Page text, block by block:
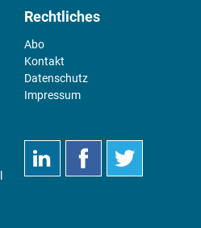
Rechtliches
Abo
Kontakt
Datenschutz
Impressum